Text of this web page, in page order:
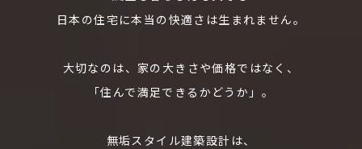
日本の住宅に本当の快適さは生まれません。
大切なのは、家の大きさや価格ではなく、
「住んで満足できるかどうか」。
無垢スタイル建築設計は、